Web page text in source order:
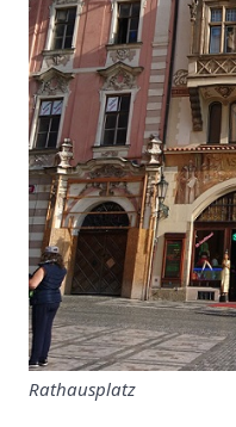
Rathausplatz